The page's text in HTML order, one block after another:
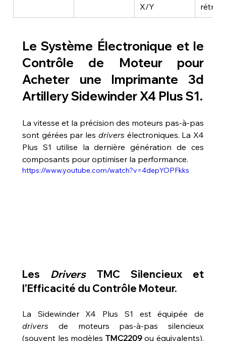
X/Y
Le Système Électronique et le
Acheter une Imprimante 3d
Artillery Sidewinder X4 Plus S1.
La vitesse et la précision des moteurs pas-à-pas
sont gérées par les drivers électroniques. La X4
Plus S1 utilise la dernière génération de ces
composants pour optimiser la performance.
https://www.youtube.com/watch?v=4depYOPFkks
Les Drivers TMC Silencieux et
l'Efficacité du Contrôle Moteur.
drivers de moteurs pas-à-pas silencieux
(souvent les modèles TMC2209 ou équivalents).